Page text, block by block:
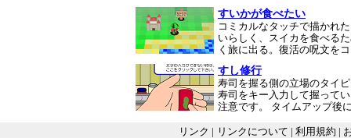
すいかが食べたい
コミカルなタッチで描かれ
いらしく、スイカを食べる
く旅に出る。復活の呪文を
すし修行
寿司を握る側の立場のタイ
寿司をキー入力して握って
注意です。 タイムアップ後
リンク リンクについて 利用規約